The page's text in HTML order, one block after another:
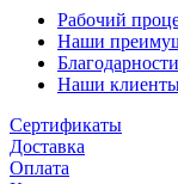
Рабочий
Наши
Наши
Сертификаты
Доставка
Оплата